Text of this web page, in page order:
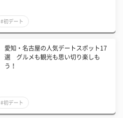
#初デート
愛知・名古屋の人気デートスポット17
選 グルメも観光も思い切り楽しも
う！
#初デート